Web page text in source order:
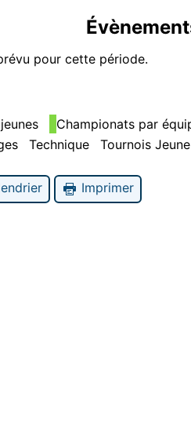
pour cette période.
Championats par
Technique Tournois
Imprimer